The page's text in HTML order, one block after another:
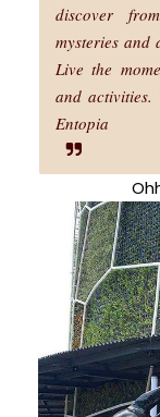
discover
mysteries and
Live the
and activities.
Entopia